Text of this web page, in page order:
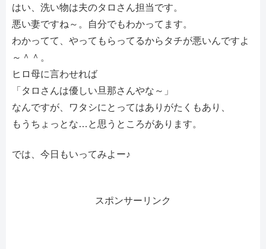
はい、洗い物は夫のタロさん担当です。
悪い妻ですね～。自分でもわかってます。
わかってて、やってもらってるからタチが悪いんですよ
～＾＾。
ヒロ母に言わせれば
「タロさんは優しい旦那さんやな～」
なんですが、ワタシにとってはありがたくもあり、
もうちょっとな…と思うところがあります。
では、今日もいってみよー♪
スポンサーリンク